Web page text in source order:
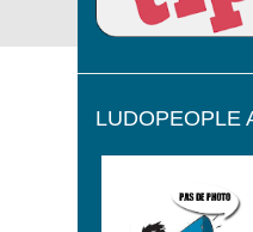
LUDOPEOPLE